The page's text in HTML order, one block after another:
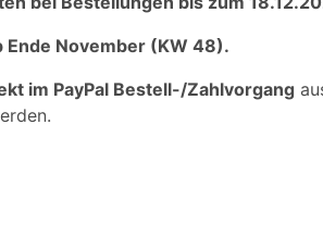
Ende November (KW 48).
im PayPal Bestell-/Zahlvorgang